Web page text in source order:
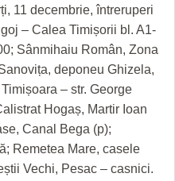
11 decembrie, întreruperi
– Calea Timișorii bl. A1-
Sânmihaiu Român, Zona
deponeu Ghizela,
– str. George
Hogaș, Martir Ioan
Canal Bega (p);
Remetea Mare, casele
Vechi, Pesac – casnici.